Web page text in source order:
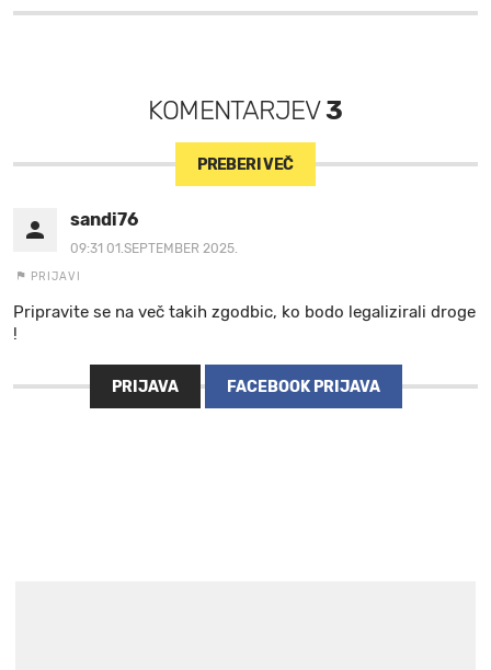
KOMENTARJEV3
PREBERI VEČ
sandi76
09:31 01.SEPTEMBER 2025.
PRIJAVI
Pripravite se na več takih zgodbic, ko bodo legalizirali droge
!
PRIJAVA FACEBOOK PRIJAVA